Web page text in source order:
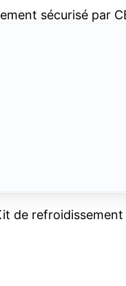
sécurisé par
de